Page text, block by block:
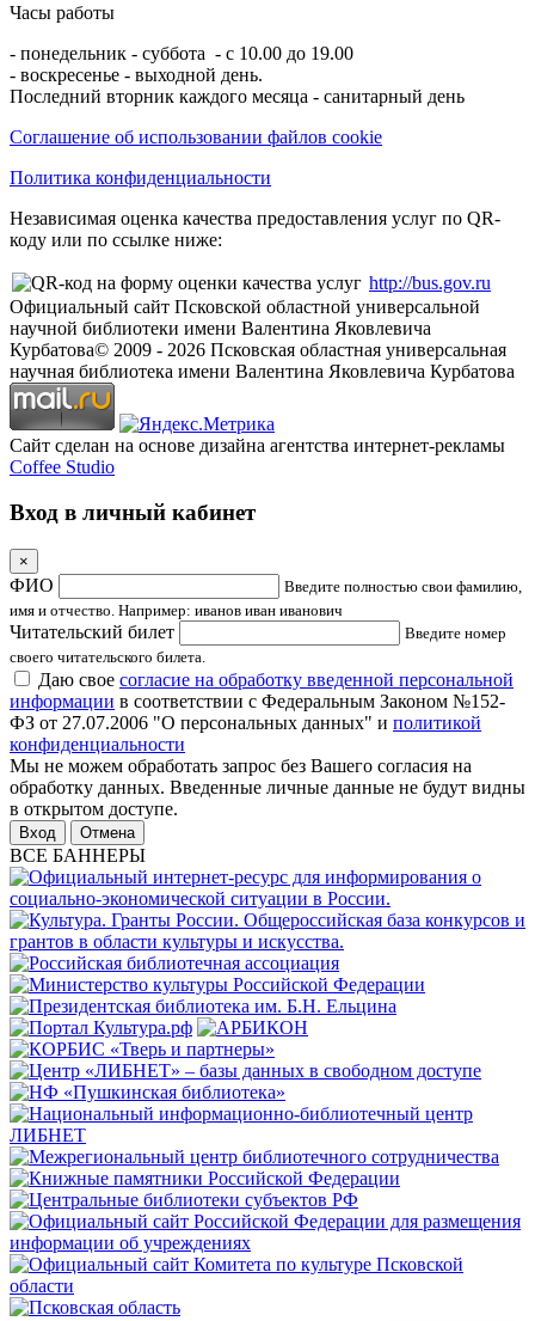
Часы работы
- понедельник - суббота - с 10.00 до 19.00
- воскресенье - выходной день.
Последний вторник каждого месяца - санитарный день
Соглашение об использовании файлов cookie
Политика конфиденциальности
Независимая оценка качества предоставления услуг по QR-
коду или по ссылке ниже:
http://bus.gov.ru
Официальный сайт Псковской областной универсальной
научной библиотеки имени Валентина Яковлевича
Курбатова© 2009 - 2026 Псковская областная универсальная
научная библиотека имени Валентина Яковлевича Курбатова
Сайт сделан на основе дизайна агентства интернет-рекламы
Coffee Studio
Вход в личный кабинет
×
ФИО
Введите полностью свои фамилию,
имя и отчество. Например: иванов иван иванович
Читательский билет
Введите номер
своего читательского билета.
Даю свое согласие на обработку введенной персональной
информации в соответствии с Федеральным Законом №152-
ФЗ от 27.07.2006 "О персональных данных" и политикой
конфиденциальности
Мы не можем обработать запрос без Вашего согласия на
обработку данных. Введенные личные данные не будут видны
в открытом доступе.
Отмена
ВСЕ БАННЕРЫ